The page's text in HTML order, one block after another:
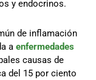
y endocrinos.
de inflamación
a enfermedades
causas de
del 15 por ciento